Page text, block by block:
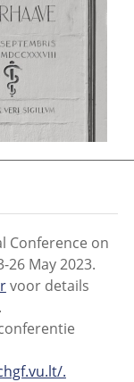
Conference on
26 May 2023.
voor details
.